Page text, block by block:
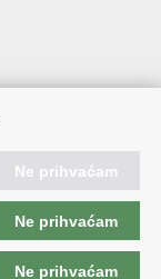
Ne prihvaćam
Ne prihvaćam
Ne prihvaćam